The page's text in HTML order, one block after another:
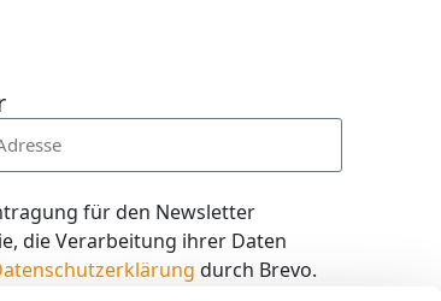
für den Newsletter
die Verarbeitung ihrer Daten
durch Brevo.